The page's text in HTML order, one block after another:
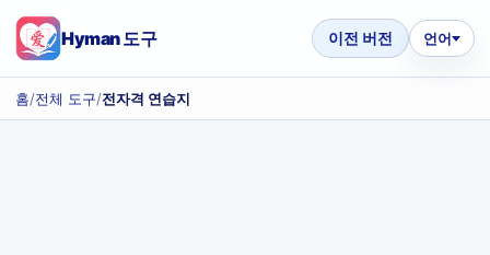
Hyman 도구 이전 버전 언어
홈/전체 도구/전자격 연습지